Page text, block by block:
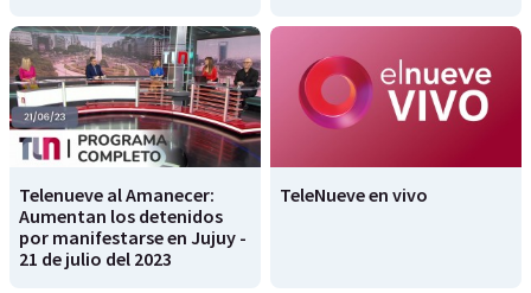
Telenueve al Amanecer:
Aumentan los detenidos
por manifestarse en Jujuy -
21 de julio del 2023
TeleNueve en vivo